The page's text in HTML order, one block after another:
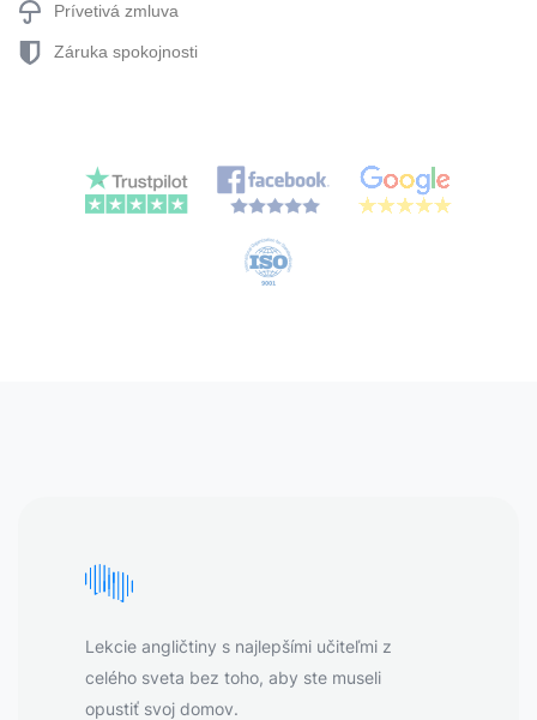
Prívetivá zmluva
Záruka spokojnosti
Lekcie angličtiny s najlepšími učiteľmi z
celého sveta bez toho, aby ste museli
opustiť svoj domov.